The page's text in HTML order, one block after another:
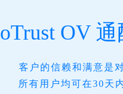
OV
客户的信赖和满意是
所有用户均可在30天